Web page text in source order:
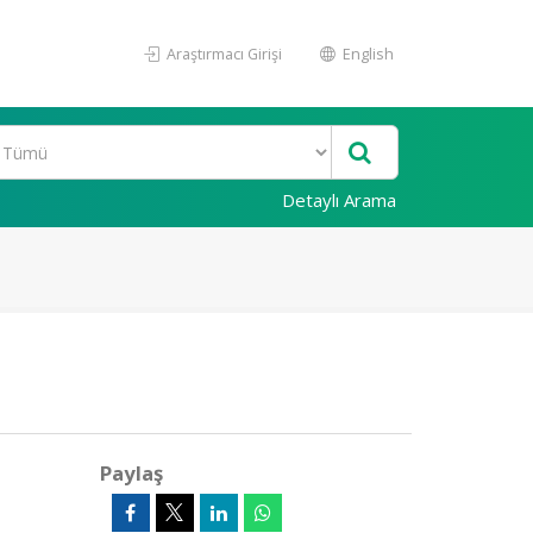
Araştırmacı Girişi English
Detaylı Arama
Paylaş